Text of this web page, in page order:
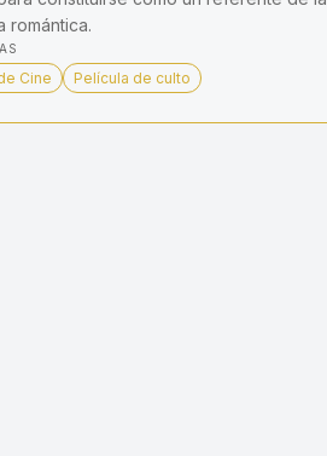
romántica.
Cine Película de culto